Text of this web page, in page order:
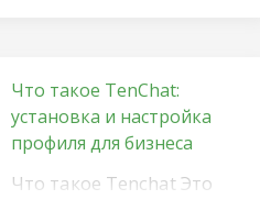
Что такое TenChat:
установка и настройка
профиля для бизнеса
Что такое Tenchat Это